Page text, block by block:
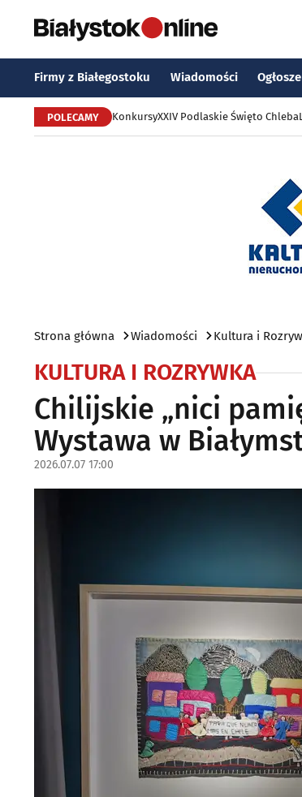
Firmy z Białegostoku Wiadomości
POLECAMY KonkursyXXIV Podlaskie Święto Chleba
Strona główna Wiadomości Kultura i
KULTURA I ROZRYWKA
Chilijskie „nici
Wystawa w
2026.07.07 17:00